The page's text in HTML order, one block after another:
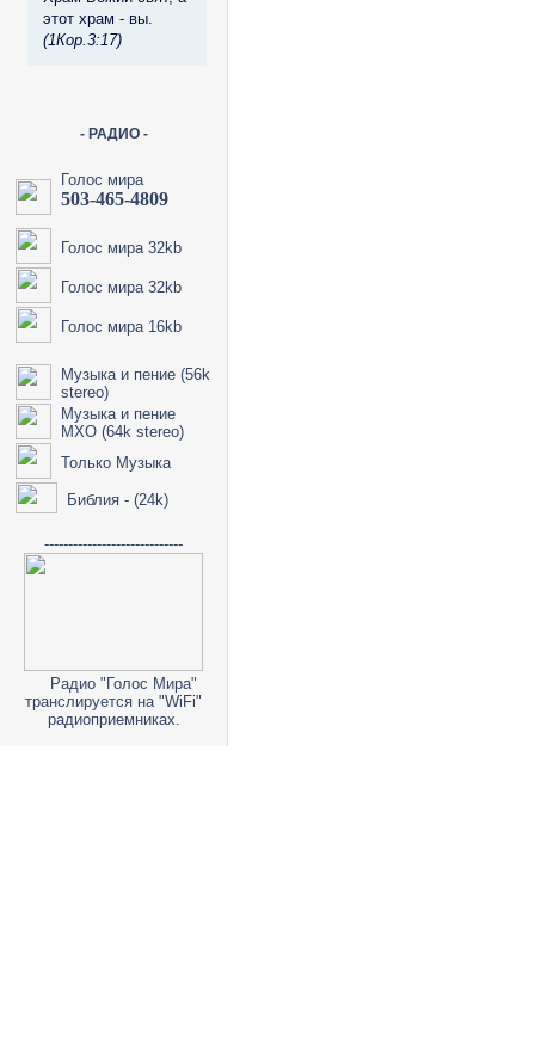
этот храм - вы.
(1Кор.3:17)
- РАДИО -
Голос мира
503-465-4809
Голос мира 32kb
Голос мира 32kb
Голос мира 16kb
Музыка и пение (56k
stereo)
Музыка и пение
МХО (64k stereo)
Только Музыка
Библия - (24k)
-----------------------------
Радио "Голос Мира"
транслируется на "WiFi"
радиоприемниках.